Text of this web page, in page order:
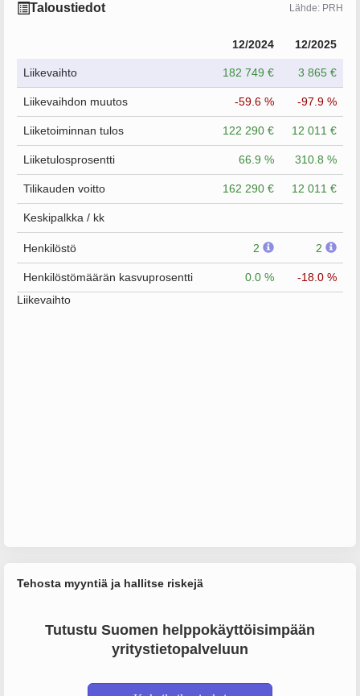
Taloustiedot Lähde: PRH
12/2024 12/2025
Liikevaihto 182 749 € 3 865 €
Liikevaihdon muutos -59.6 % -97.9 %
Liiketoiminnan tulos 122 290 € 12 011 €
Liiketulosprosentti 66.9 % 310.8 %
Tilikauden voitto 162 290 € 12 011 €
Keskipalkka / kk
Henkilöstö 2 2
Henkilöstömäärän kasvuprosentti 0.0 %
-18.0 %
Liikevaihto
Tehosta myyntiä ja hallitse riskejä
Tutustu Suomen helppokäyttöisimpään
yritystietopalveluun